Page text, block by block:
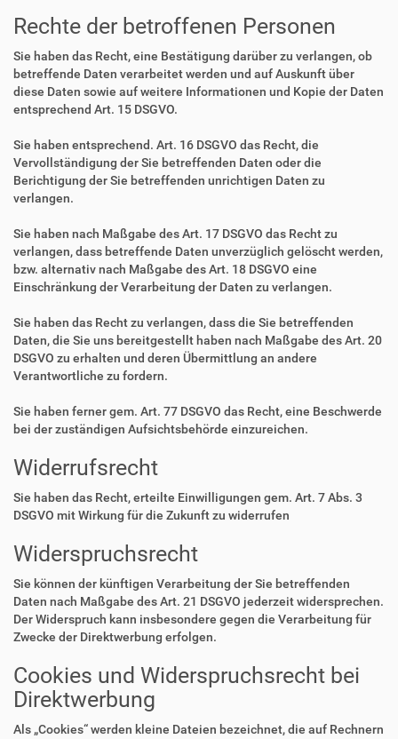
Rechte der betroffenen Personen
Sie haben das Recht, eine Bestätigung darüber zu verlangen, ob
betreffende Daten verarbeitet werden und auf Auskunft über
diese Daten sowie auf weitere Informationen und Kopie der Daten
entsprechend Art. 15 DSGVO.
Sie haben entsprechend. Art. 16 DSGVO das Recht, die
Vervollständigung der Sie betreffenden Daten oder die
Berichtigung der Sie betreffenden unrichtigen Daten zu
verlangen.
Sie haben nach Maßgabe des Art. 17 DSGVO das Recht zu
verlangen, dass betreffende Daten unverzüglich gelöscht werden,
bzw. alternativ nach Maßgabe des Art. 18 DSGVO eine
Einschränkung der Verarbeitung der Daten zu verlangen.
Sie haben das Recht zu verlangen, dass die Sie betreffenden
Daten, die Sie uns bereitgestellt haben nach Maßgabe des Art. 20
DSGVO zu erhalten und deren Übermittlung an andere
Verantwortliche zu fordern.
Sie haben ferner gem. Art. 77 DSGVO das Recht, eine Beschwerde
bei der zuständigen Aufsichtsbehörde einzureichen.
Widerrufsrecht
Sie haben das Recht, erteilte Einwilligungen gem. Art. 7 Abs. 3
DSGVO mit Wirkung für die Zukunft zu widerrufen
Widerspruchsrecht
Sie können der künftigen Verarbeitung der Sie betreffenden
Daten nach Maßgabe des Art. 21 DSGVO jederzeit widersprechen.
Der Widerspruch kann insbesondere gegen die Verarbeitung für
Zwecke der Direktwerbung erfolgen.
Cookies und Widerspruchsrecht bei
Direktwerbung
Als „Cookies“ werden kleine Dateien bezeichnet, die auf Rechnern